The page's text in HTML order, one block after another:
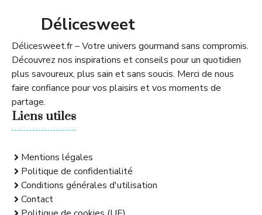
Délicesweet
Délicesweet.fr – Votre univers gourmand sans compromis.
Découvrez nos inspirations et conseils pour un quotidien
plus savoureux, plus sain et sans soucis. Merci de nous
faire confiance pour vos plaisirs et vos moments de
partage.
Liens utiles
Mentions légales
Politique de confidentialité
Conditions générales d'utilisation
Contact